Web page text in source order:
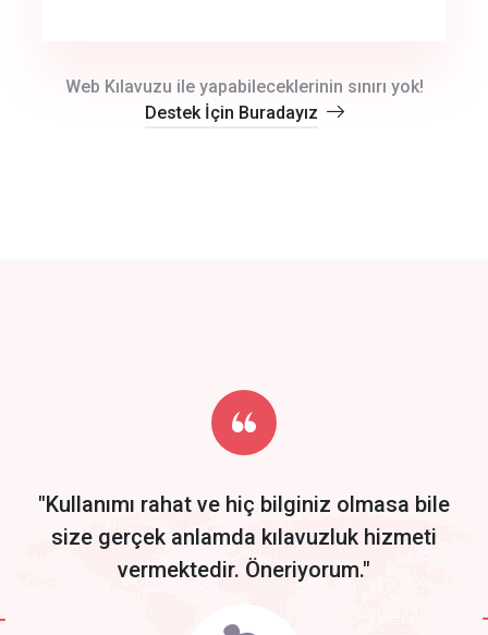
Start by trying our service for 30 days free trial no credit card
required.
Web Kılavuzu ile yapabileceklerinin sınırı yok!
Destek İçin Buradayız
"Kullanımı rahat ve hiç bilginiz olmasa bile
size gerçek anlamda kılavuzluk hizmeti
vermektedir. Öneriyorum."